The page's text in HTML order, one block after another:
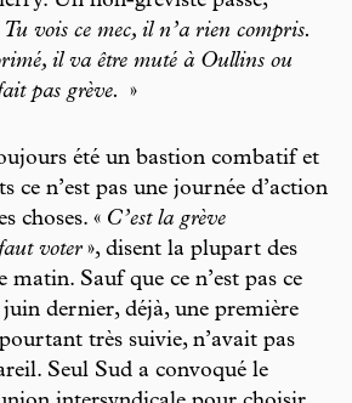
Tu vois ce mec, il n’a rien compris.
il va être muté à Oullins ou
pas grève.
»
été un bastion combatif et
ce n’est pas une journée d’action
choses. « C’est la grève
voter», disent la plupart des
matin. Sauf que ce n’est pas ce
juin dernier, déjà, une première
très suivie, n’avait pas
Seul Sud a convoqué le